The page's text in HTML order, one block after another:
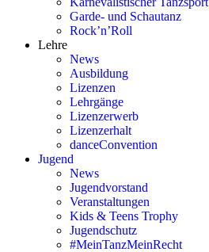
Garde- und Schautanz
Rock’n’Roll
Lehre
News
Ausbildung
Lizenzen
Lehrgänge
Lizenzerwerb
Lizenzerhalt
danceConvention
Jugend
News
Jugendvorstand
Veranstaltungen
Kids & Teens Trophy
Jugendschutz
#MeinTanzMeinRecht